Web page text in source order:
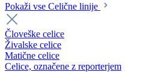
Pokaži vse Celične linije
Človeške celice
Živalske celice
Matične celice
Celice, označene z reporterjem